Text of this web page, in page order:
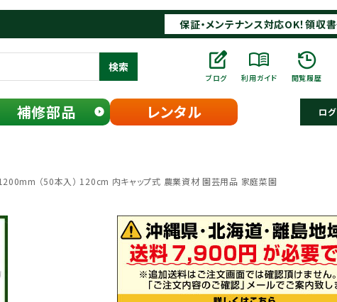
保証・メンテナンス対応OK！領収
検索
ブログ 利用ガイド 閲覧履歴
補修部品 レンタル ロ
（50本入） 120cm 内キャップ式 農業資材 園芸用品 家庭菜園